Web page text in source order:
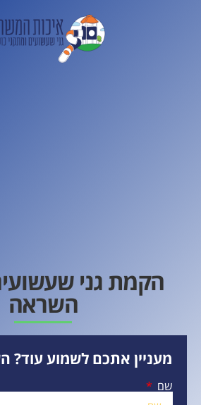
הקמת גני
השראה
מעניין אתכם לשמוע עוד?
שם